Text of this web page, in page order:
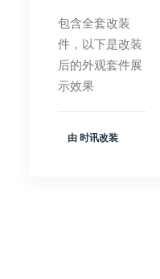
包含全套改装
件，以下是改装
后的外观套件展
示效果
由 时讯改装